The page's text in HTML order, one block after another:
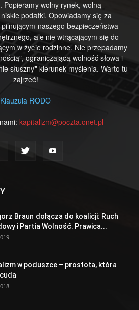
Popieramy wolny rynek, wolną
podatki. Opowiadamy się za
naszego bezpieczeństwa
ale nie wtrącającym się do
w życie rodzinne. Nie przepadamy
ograniczającą wolność słowa i
słuszny" kierunek myślenia. Warto tu
zajrzeć!
Klauzula RODO
kapitalizm@poczta.onet.pl
Braun dołącza do koalicji: Ruch
i Partia Wolność. Prawica...
w poduszce – prostota, która